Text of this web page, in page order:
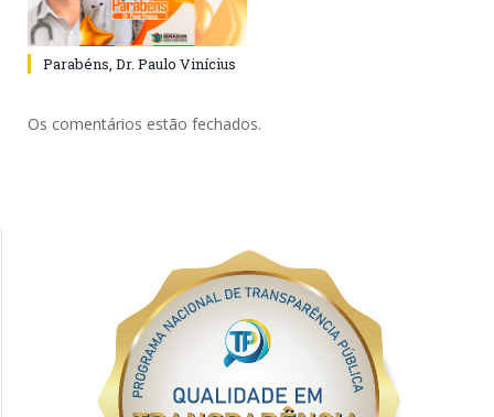
Parabéns, Dr. Paulo Vinícius
Os comentários estão fechados.